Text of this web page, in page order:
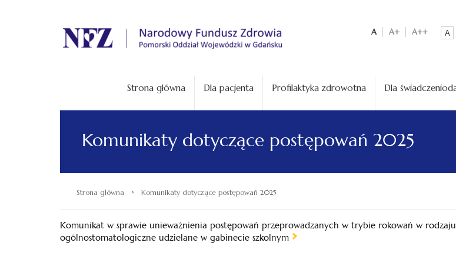
. A A+ A++ A
Strona główna Dla pacjenta Profilaktyka zdrowotna Dla
Komunikaty dotyczące postępowań 2025
Strona główna › Komunikaty dotyczące postępowań 2025
Komunikat w sprawie unieważnienia postępowań przeprowadzanych w trybie rokowań w
ogólnostomatologiczne udzielane w gabinecie szkolnym